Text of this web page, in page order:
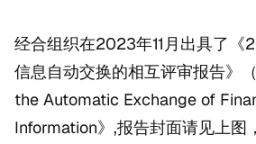
经合组织在2023年11月出具了《
信息自动交换的相互评审报告》
the Automatic Exchange of
Information》,报告封面请见上图